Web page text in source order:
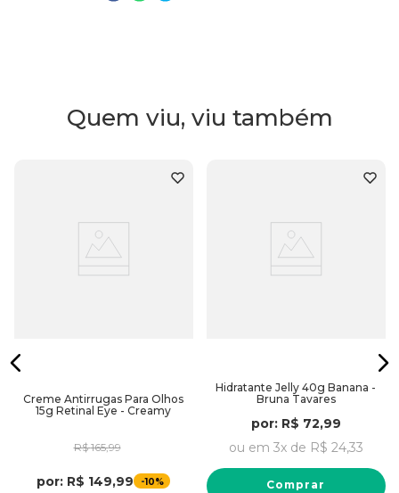
Quem viu, viu também
Creme Antirrugas Para Olhos
15g Retinal Eye - Creamy
R$ 165,99
por: R$ 149,99 -10%
Hidratante Jelly 40g Banana -
Bruna Tavares
por: R$ 72,99
ou em 3x de R$ 24,33
Comprar